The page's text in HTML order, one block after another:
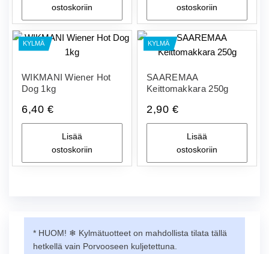
ostoskoriin
ostoskoriin
KYLMÄ
WIKMANI Wiener Hot
Dog 1kg
6,40 €
Lisää
ostoskoriin
KYLMÄ
SAAREMAA
Keittomakkara 250g
2,90 €
Lisää
ostoskoriin
* HUOM! ❄︎ Kylmätuotteet on mahdollista tilata tällä
hetkellä vain Porvooseen kuljetettuna.